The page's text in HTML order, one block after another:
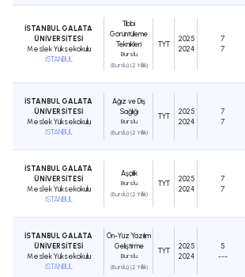
İSTANBUL GALATA
ÜNİVERSİTESİ
Meslek Yüksekokulu
İSTANBUL
Tıbbi
Görüntüleme
Teknikleri
Burslu
(Burslu) (2 Yıllık)
TYT
2025
2024
7
7
İSTANBUL GALATA
ÜNİVERSİTESİ
Meslek Yüksekokulu
İSTANBUL
Ağız ve Diş
Sağlığı
Burslu
(Burslu) (2 Yıllık)
TYT
2025
2024
7
7
İSTANBUL GALATA
ÜNİVERSİTESİ
Meslek Yüksekokulu
İSTANBUL
Aşçılık
Burslu
(Burslu) (2 Yıllık)
TYT
2025
2024
7
7
İSTANBUL GALATA
ÜNİVERSİTESİ
Meslek Yüksekokulu
İSTANBUL
Ön-Yüz Yazılım
Geliştirme
Burslu
(Burslu) (2 Yıllık)
TYT
2025
2024
5
---